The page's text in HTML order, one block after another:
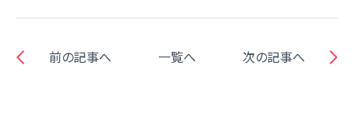
前の記事へ 一覧へ 次の記事へ